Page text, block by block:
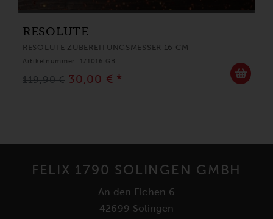
RESOLUTE
RESOLUTE ZUBEREITUNGSMESSER 16 CM
Artikelnummer: 171016 GB
119,90 € 30,00 € *
FELIX 1790 SOLINGEN GMBH
An den Eichen 6
42699 Solingen